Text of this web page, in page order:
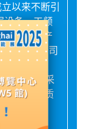
以来不断引
设备、工频
发研制生产
制件。公司
家集生
模企业。 采
：2008质
销售公